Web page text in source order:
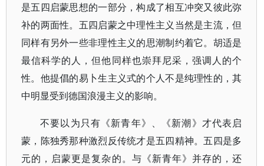
是五四启蒙思想的一部分，构成了相互冲突又彼此弥
补的两面性。五四启蒙之中理性主义当然是主流，但
同样有另外一些非理性主义的思潮制约着它。胡适是
最信科学的人，但他同样也崇拜尼采，强调人的个
性。他提倡的易卜生主义式的个人不是纯理性的，其
中明显受到德国浪漫主义的影响。
不要以为只有《新青年》、《新潮》才代表启
蒙，陈独秀那种激烈反传统才是五四精神。五四是多
元的，启蒙更是复杂的。与《新青年》并存的，还